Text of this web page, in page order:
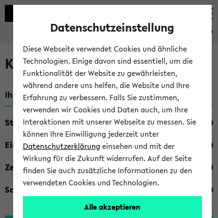
eKVV
Kombisuche im eKVV
Ihre Suchkriterien:
Studienfach
Einrichtung
Zeiten
Sonstiges
Datenschutzeinstellung
Diese Webseite verwendet Cookies und ähnliche
Technologien. Einige davon sind essentiell, um die
Funktionalität der Website zu gewährleisten,
während andere uns helfen, die Website und Ihre
Erfahrung zu verbessern. Falls Sie zustimmen,
verwenden wir Cookies und Daten auch, um Ihre
Interaktionen mit unserer Webseite zu messen. Sie
können Ihre Einwilligung jederzeit unter
Datenschutzerklärung einsehen und mit der
Wirkung für die Zukunft widerrufen. Auf der Seite
finden Sie auch zusätzliche Informationen zu den
verwendeten Cookies und Technologien.
Alle akzeptieren